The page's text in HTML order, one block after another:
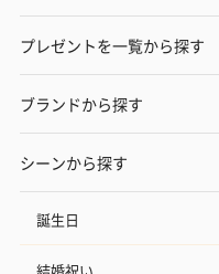
プレゼントを一覧から探す
ブランドから探す
シーンから探す
誕生日